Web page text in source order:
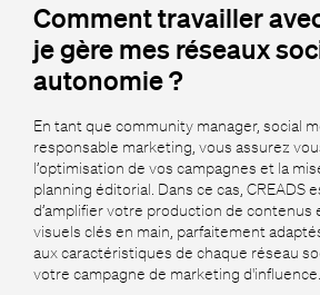
Comment travailler
je gère mes réseaux
autonomie ?
En tant que community manager, social
responsable marketing, vous assurez
l’optimisation de vos campagnes et la
planning éditorial. Dans ce cas, CREADS
d’amplifier votre production de contenus
visuels clés en main, parfaitement
aux caractéristiques de chaque réseau
votre campagne de marketing d'influence.